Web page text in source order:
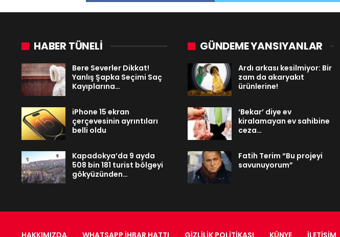
HABER TÜNELİ
Bere Severler Dikkat!
Yanlış Şapka Seçimi Saç
Kayıplarına…
iPhone 15 ekran
çerçevesinin ayrıntıları
belli oldu
Kapadokya’da 9 ayda
508 bin 181 turist bölgeyi
gökyüzünden…
GÜNDEME YANSIYANLAR
Ardı arkası kesilmiyor: Bir
zam da akaryakıt
ürünlerine!
‘Bekar’ diye ev
kiralamayan ev sahibine
ceza…
Fatih Terim “Bu projeyi
savunuyorum”